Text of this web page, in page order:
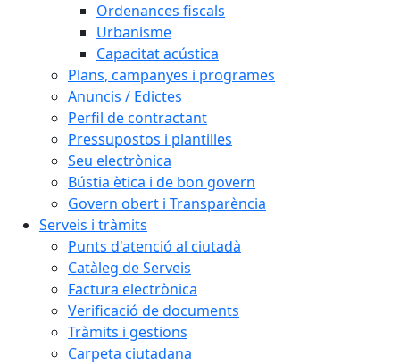
Ordenances fiscals
Urbanisme
Capacitat acústica
Plans, campanyes i programes
Anuncis / Edictes
Perfil de contractant
Pressupostos i plantilles
Seu electrònica
Bústia ètica i de bon govern
Govern obert i Transparència
Serveis i tràmits
Punts d'atenció al ciutadà
Catàleg de Serveis
Factura electrònica
Verificació de documents
Tràmits i gestions
Carpeta ciutadana